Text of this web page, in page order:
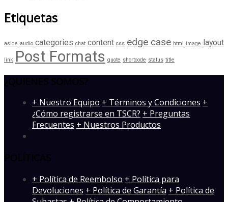
Etiquetas
aside audio categories chat content css edge case html image layout
link Post Formats quote shortcode status title
­+ Nuestro Equipo + Términos y Condiciones +
¿Cómo registrarse en TSCR? + Preguntas
Frecuentes + Nuestros Productos
+ Política de Reembolso + Política para
Devoluciones + Política de Garantía + Política de